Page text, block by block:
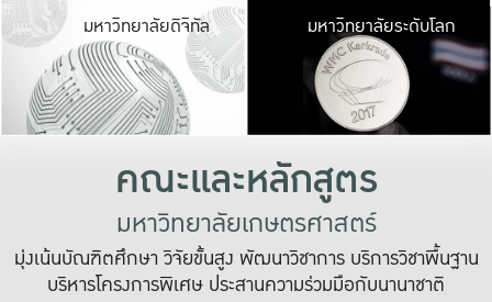
มหาวิทยาลัยดิจิทัล มหาวิ
เปลี่ยนแปลง แล
เพื่อทำง
ระบบสารสนเทศ
มหาวิทยาลัยระดับโลก
คณะและหลักสูตร
มหาวิทยาลัยเกษตรศาสตร์
มุ่งเน้นบัณฑิตศึกษา วิจัยขั้นสูง พัฒนาวิชาการ บริการวิชาพื้นฐาน
บริหารโครงการพิเศษ ประสานความร่วมมือกับนานาชาติ